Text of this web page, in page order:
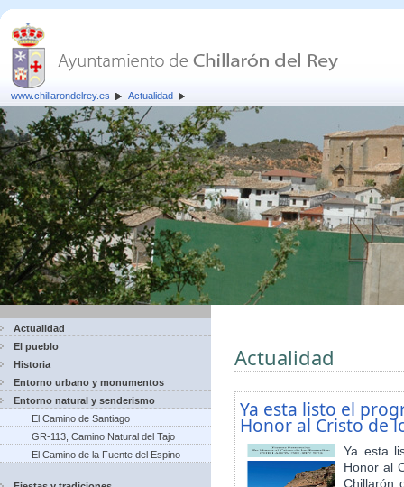
www.chillarondelrey.es Actualidad
Actualidad
El pueblo
Historia
Entorno urbano y monumentos
Entorno natural y senderismo
El Camino de Santiago
GR-113, Camino Natural del Tajo
El Camino de la Fuente del Espino
Actualidad
Ya esta listo el
Honor al Cristo de
Ya esta
Honor al
Chillarón